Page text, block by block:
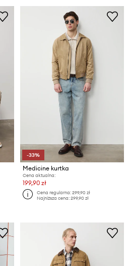
-33%
Medicine kurtka
Cena aktualna:
199,90 zł
Cena regularna:299,90 zł
Najniższa cena:299,90 zł